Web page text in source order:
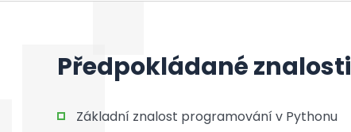
Předpokládané znalosti
Základní znalost programování v Pythonu